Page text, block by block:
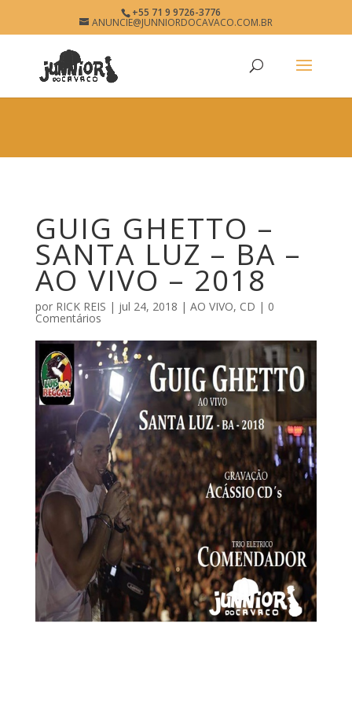
GUIG GHETTO
www.junniordocavaco.com.br
+55 71 9 9726-3776
ANUNCIE@JUNNIORDOCAVACO.COM.BR
GUIG GHETTO –
SANTA LUZ – BA –
AO VIVO – 2018
por RICK REIS | jul 24, 2018 | AO VIVO, CD | 0
Comentários
× Free - In Google Play View